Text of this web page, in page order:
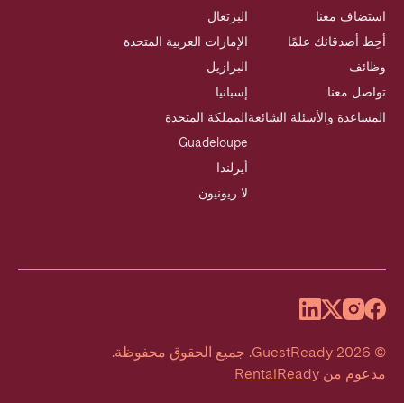
استضاف معنا
أحِط أصدقائك علمًا
وظائف
تواصل معنا
المساعدة والأسئلة الشائعة
البرتغال
الإمارات العربية المتحدة
البرازيل
إسبانيا
المملكة المتحدة
Guadeloupe
أيرلندا
لا ريونيون
©
2026
GuestReady
. جميع الحقوق محفوظة.
مدعوم من RentalReady